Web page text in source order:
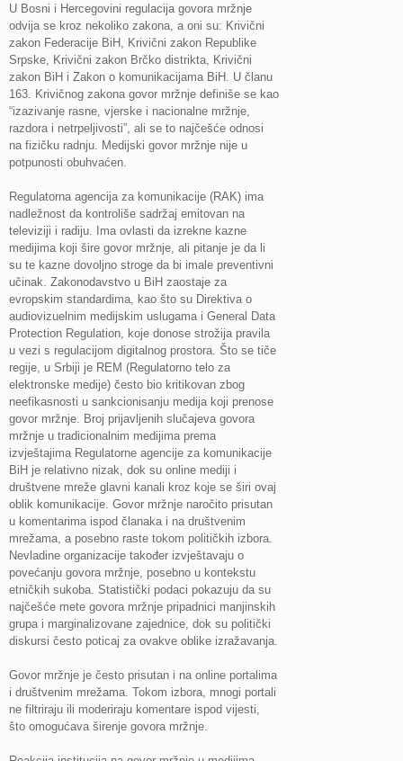
U Bosni i Hercegovini regulacija govora mržnje
odvija se kroz nekoliko zakona, a oni su: Krivični
zakon Federacije BiH, Krivični zakon Republike
Srpske, Krivični zakon Brčko distrikta, Krivični
zakon BiH i Zakon o komunikacijama BiH. U članu
163. Krivičnog zakona govor mržnje definiše se kao
“izazivanje rasne, vjerske i nacionalne mržnje,
razdora i netrpeljivosti”, ali se to najčešće odnosi
na fizičku radnju. Medijski govor mržnje nije u
potpunosti obuhvaćen.
Regulatorna agencija za komunikacije (RAK) ima
nadležnost da kontroliše sadržaj emitovan na
televiziji i radiju. Ima ovlasti da izrekne kazne
medijima koji šire govor mržnje, ali pitanje je da li
su te kazne dovoljno stroge da bi imale preventivni
učinak. Zakonodavstvo u BiH zaostaje za
evropskim standardima, kao što su Direktiva o
audiovizuelnim medijskim uslugama i General Data
Protection Regulation, koje donose strožija pravila
u vezi s regulacijom digitalnog prostora. Što se tiče
regije, u Srbiji je REM (Regulatorno telo za
elektronske medije) često bio kritikovan zbog
neefikasnosti u sankcionisanju medija koji prenose
govor mržnje. Broj prijavljenih slučajeva govora
mržnje u tradicionalnim medijima prema
izvještajima Regulatorne agencije za komunikacije
BiH je relativno nizak, dok su online mediji i
društvene mreže glavni kanali kroz koje se širi ovaj
oblik komunikacije. Govor mržnje naročito prisutan
u komentarima ispod članaka i na društvenim
mrežama, a posebno raste tokom političkih izbora.
Nevladine organizacije također izvještavaju o
povećanju govora mržnje, posebno u kontekstu
etničkih sukoba. Statistički podaci pokazuju da su
najčešće mete govora mržnje pripadnici manjinskih
grupa i marginalizovane zajednice, dok su politički
diskursi često poticaj za ovakve oblike izražavanja.
Govor mržnje je često prisutan i na online portalima
i društvenim mrežama. Tokom izbora, mnogi portali
ne filtriraju ili moderiraju komentare ispod vijesti,
što omogućava širenje govora mržnje.